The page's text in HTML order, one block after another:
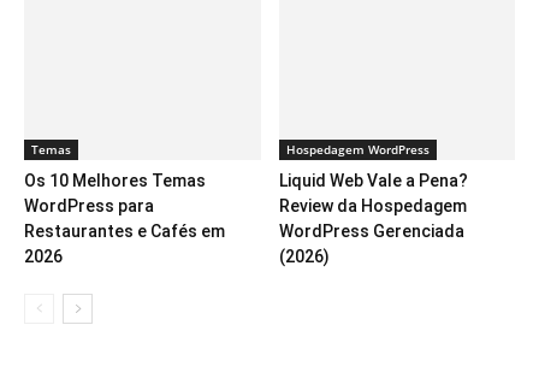
Temas
Os 10 Melhores Temas
WordPress para
Restaurantes e Cafés em
2026
Hospedagem WordPress
Liquid Web Vale a Pena?
Review da Hospedagem
WordPress Gerenciada
(2026)